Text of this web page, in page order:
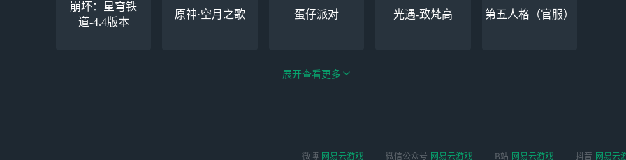
崩坏：星穹铁
道-4.4版本
原神·空月之歌 蛋仔派对 光遇-致梵高 第五人格（官服）
逆水寒手游（全新
展开查看更多
微博 网易云游戏 微信公众号 网易云游戏 B站 网易云游戏 抖音 网易云